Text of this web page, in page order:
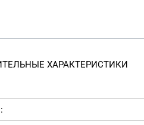
ХАРАКТЕРИСТИКИ